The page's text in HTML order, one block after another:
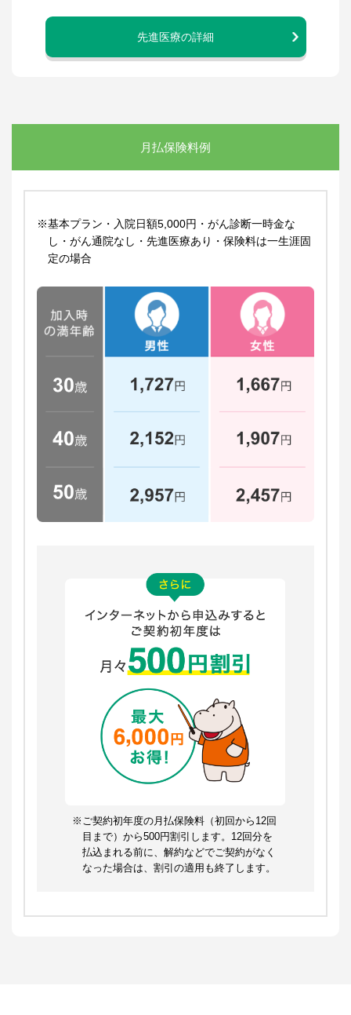
先進医療の詳細
月払保険料例
※基本プラン・入院日額5,000円・がん診断一時金な
し・がん通院なし・先進医療あり・保険料は一生涯固
定の場合
※ご契約初年度の月払保険料（初回から12回
目まで）から500円割引します。12回分を
払込まれる前に、解約などでご契約がなく
なった場合は、割引の適用も終了します。